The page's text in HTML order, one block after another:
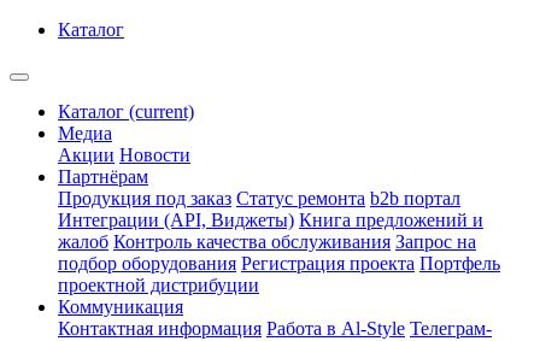
Каталог
Каталог (current)
Медиа
Акции Новости
Партнёрам
Продукция под заказ Статус ремонта b2b портал
Интеграции (API, Виджеты) Книга предложений и
жалоб Контроль качества обслуживания Запрос на
подбор оборудования Регистрация проекта Портфель
проектной дистрибуции
Коммуникация
Контактная информация Работа в Al-Style Телеграм-